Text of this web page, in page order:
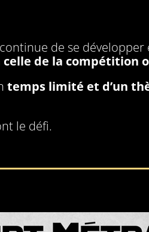
continue de se
de la compétition
temps limité et d’un
le défi.